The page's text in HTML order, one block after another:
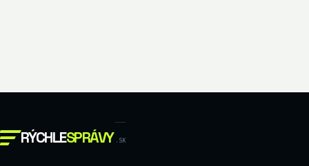
RÝCHLESPRÁVY .SK